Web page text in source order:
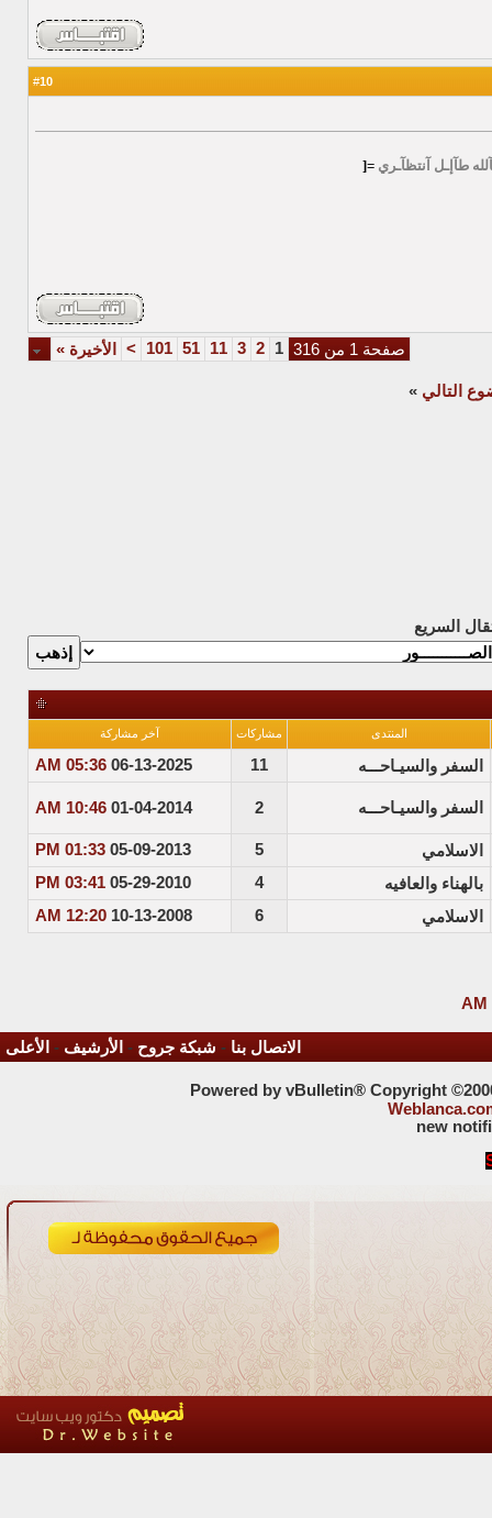
10
طآإـل آنتظآـري =[
صفحة 1 من 316 1
2
3
11
51
101
> الأخيرة »
التالي »
السريع
المنتدى مشاركات آخر مشاركة
السفر والسيـاحـــه 11
06-13-2025
05:36 AM
السفر والسيـاحـــه 2
01-04-2014
10:46 AM
الاسلامي 5
05-09-2013
01:33 PM
بالهناء والعافيه
4
05-29-2010
03:41 PM
الاسلامي
6
10-13-2008
12:20 AM
الاتصال بنا - شبكة جروح - الأرشيف - الأعلى
Powered by vBulletin® Copyright
new